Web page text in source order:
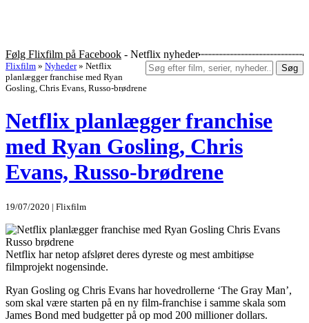
Følg Flixfilm på Facebook - Netflix nyheder
Søg
Flixfilm » Nyheder » Netflix
planlægger franchise med Ryan
Gosling, Chris Evans, Russo-brødrene
Netflix planlægger franchise
med Ryan Gosling, Chris
Evans, Russo-brødrene
19/07/2020 | Flixfilm
Netflix har netop afsløret deres dyreste og mest ambitiøse
filmprojekt nogensinde.
Ryan Gosling og Chris Evans har hovedrollerne ‘The Gray Man’,
som skal være starten på en ny film-franchise i samme skala som
James Bond med budgetter på op mod 200 millioner dollars.